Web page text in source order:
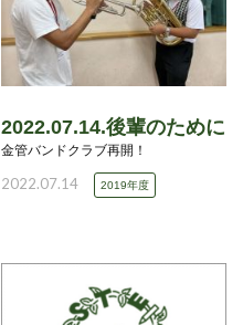
2022.07.14.後輩のために
金管バンドクラブ再開！
2022.07.14 2019年度